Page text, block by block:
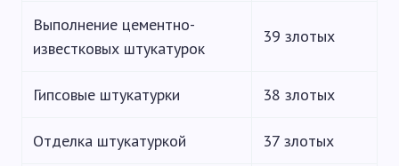
Выполнение цементно-
известковых штукатурок
39 злотых
Гипсовые штукатурки 38 злотых
Отделка штукатуркой 37 злотых